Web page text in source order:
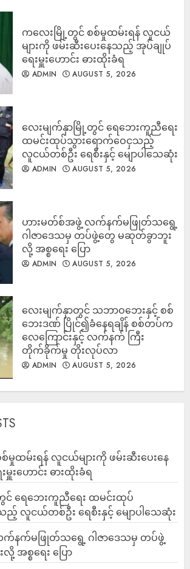
ကလေးမြို့တွင် စစ်မှုထမ်းရန် လူငယ်
များကို ဖမ်းဆီးပေးနေသည့် အုပ်ချုပ်
ရေးမှူးဟောင်း ဓားထိုးခံရ
ADMIN AUGUST 5, 2026
လေးမျက်နှာမြို့တွင် ရေဘေးကူညီရေး
ထမင်းထုပ်သွားရောက်ဝေငှသည့်
လူငယ်တစ်ဦး ရေစီးနှင့် မျောပါသေဆုံး
ADMIN AUGUST 5, 2026
ဟားမတ်စ်အဖွဲ့ လက်နက်မဖြုတ်သရွေ့
ဂါဇာဒေသမှ တပ်ဖွဲ့တွေ မဆုတ်ခွာဘူး
လို့ အစ္စရေး ပြော
ADMIN AUGUST 5, 2026
‎လေးမျက်နှာတွင် သဘာဝဘေးနှင့် စစ်
ဘေးဒဏ် ပြိုင်၍ခံနေရချိန် စစ်တပ်က
လေကြောင်းနှင့် လက်နက် ကြီး
တိုက်ခိုက်မှု တိုးလုပ်လာ
ADMIN AUGUST 5, 2026
ထမ်းရန် လူငယ်များကို ဖမ်းဆီးပေးနေ
းဟောင်း ဓားထိုးခံရ
င် ရေဘေးကူညီရေး ထမင်းထုပ်
ည့် လူငယ်တစ်ဦး ရေစီးနှင့် မျောပါသေဆုံး
နက်မဖြုတ်သရွေ့ ဂါဇာဒေသမှ တပ်ဖွဲ့
စ္စရေး ပြော